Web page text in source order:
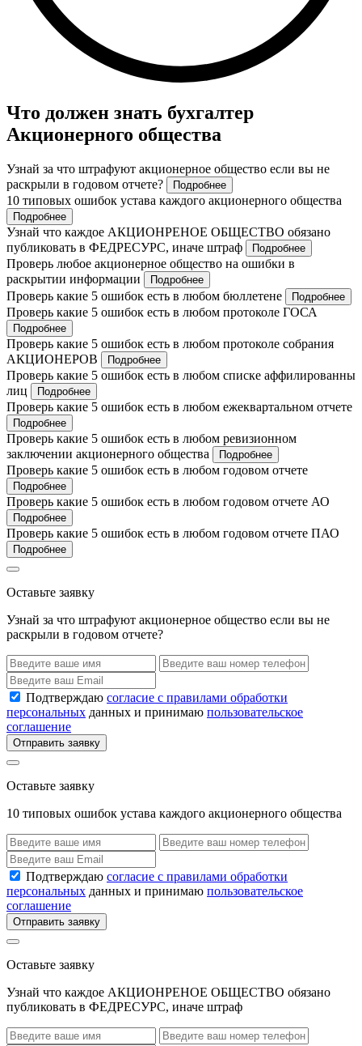
Что должен знать бухгалтер
Акционерного общества
Узнай за что штрафуют акционерное общество если вы не
раскрыли в годовом отчете?
Подробнее
10 типовых ошибок устава каждого акционерного общества
Подробнее
Узнай что каждое АКЦИОНРЕНОЕ ОБЩЕСТВО обязано
публиковать в ФЕДРЕСУРС, иначе штраф
Подробнее
Проверь любое акционерное общество на ошибки в
раскрытии информации
Подробнее
Проверь какие 5 ошибок есть в любом бюллетене Подробнее
Проверь какие 5 ошибок есть в любом протоколе ГОСА
Подробнее
Проверь какие 5 ошибок есть в любом протоколе собрания
АКЦИОНЕРОВ
Подробнее
Проверь какие 5 ошибок есть в любом списке аффилированны
лиц
Подробнее
Проверь какие 5 ошибок есть в любом ежеквартальном отчете
Подробнее
Проверь какие 5 ошибок есть в любом ревизионном
заключении акционерного общества
Подробнее
Проверь какие 5 ошибок есть в любом годовом отчете
Подробнее
Проверь какие 5 ошибок есть в любом годовом отчете АО
Подробнее
Проверь какие 5 ошибок есть в любом годовом отчете ПАО
Подробнее
Оставьте заявку
Узнай за что штрафуют акционерное общество если вы не
раскрыли в годовом отчете?
Подтверждаю согласие с правилами обработки
персональных данных и принимаю пользовательское
соглашение
Отправить заявку
Оставьте заявку
10 типовых ошибок устава каждого акционерного общества
Подтверждаю согласие с правилами обработки
персональных данных и принимаю пользовательское
соглашение
Отправить заявку
Оставьте заявку
Узнай что каждое АКЦИОНРЕНОЕ ОБЩЕСТВО обязано
публиковать в ФЕДРЕСУРС, иначе штраф